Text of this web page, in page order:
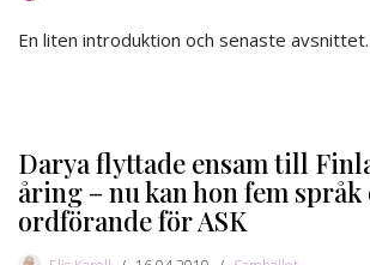
En liten introduktion och senaste avsnittet.
Darya flyttade ensam till
åring – nu kan hon fem språk
ordförande för ASK